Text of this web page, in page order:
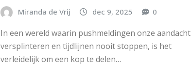
Miranda de Vrij dec 9, 2025 0
In een wereld waarin pushmeldingen onze aandacht
versplinteren en tijdlijnen nooit stoppen, is het
verleidelijk om een kop te delen…